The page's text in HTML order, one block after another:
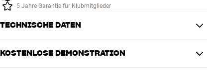
5 Jahre Garantie für Klubmitglieder
TECHNISCHE DATEN
KOSTENLOSE DEMONSTRATION